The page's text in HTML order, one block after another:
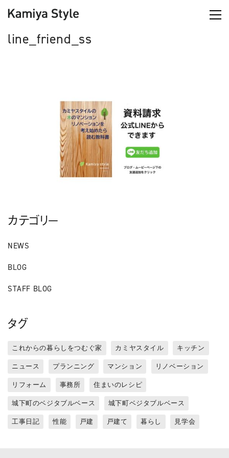
line_friend_ss
カテゴリー
NEWS
BLOG
STAFF BLOG
タグ
これからの暮らしをつむぐ家 カミヤスタイル キッチン
ニュース プランニング マンション リノベーション
リフォーム 事務所 住まいのレシピ
城下町のベジタブルベース 城下町ベジタブルベース
工事日記 性能 戸建 戸建て 暮らし 見学会